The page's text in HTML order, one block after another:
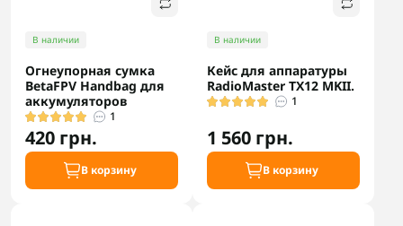
В наличии
Огнеупорная сумка
BetaFPV Handbag для
аккумуляторов
1
420 грн.
В корзину
В наличии
Кейс для аппаратуры
RadioMaster TX12 MKII.
1
1 560 грн.
В корзину